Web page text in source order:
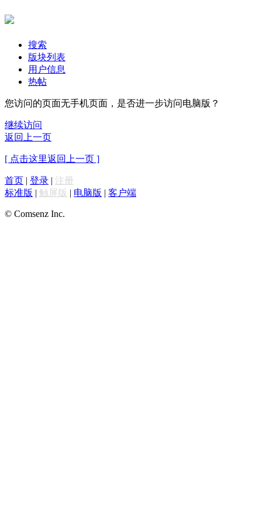
搜索
版块列表
用户信息
热帖
您访问的页面无手机页面，是否进一步访问电脑版？
继续访问
返回上一页
[ 点击这里返回上一页 ]
首页 | 登录 | 注册
标准版 | 触屏版 | 电脑版 | 客户端
© Comsenz Inc.